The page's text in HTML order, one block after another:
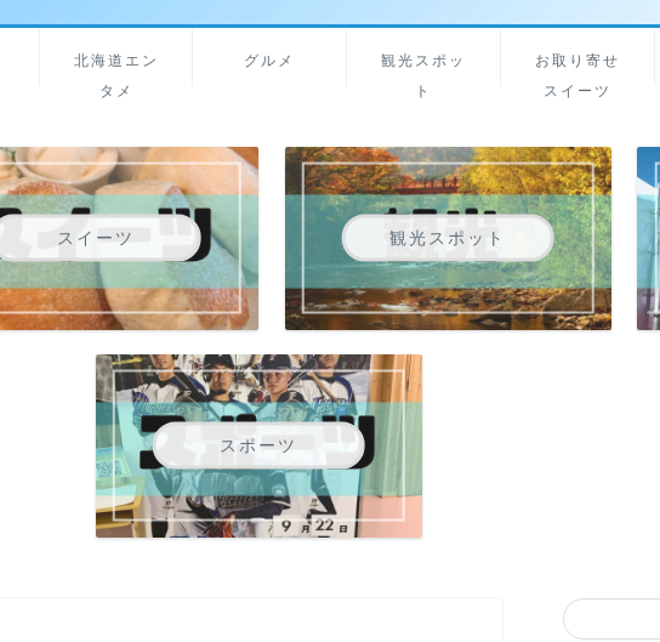
北海道エン
タメ
グルメ
観光スポッ
ト
お取り寄せ
スイーツ
スイーツ 観光スポット
スポーツ